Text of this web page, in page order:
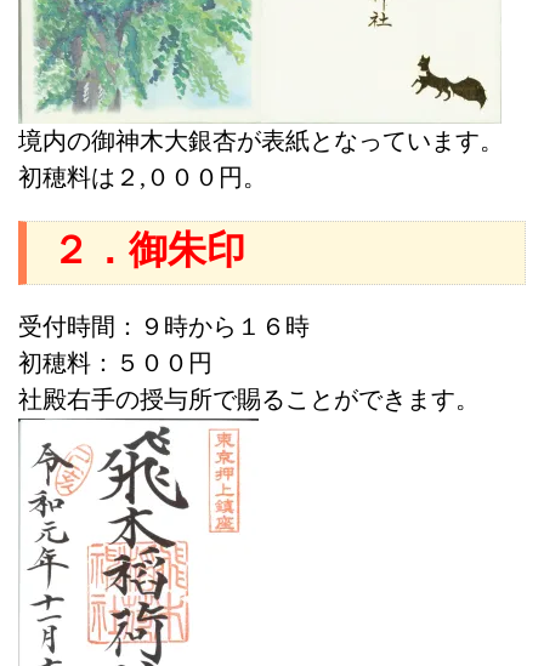
境内の御神木大銀杏が表紙となっています。
初穂料は２,０００円。
２．御朱印
受付時間：９時から１６時
初穂料：５００円
社殿右手の授与所で賜ることができます。